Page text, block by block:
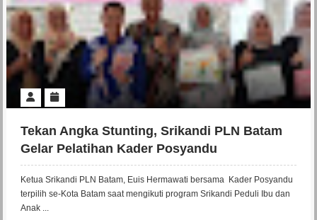
Tekan Angka Stunting, Srikandi PLN Batam
Gelar Pelatihan Kader Posyandu
Ketua Srikandi PLN Batam, Euis Hermawati bersama Kader Posyandu
terpilih se-Kota Batam saat mengikuti program Srikandi Peduli Ibu dan
Anak ...